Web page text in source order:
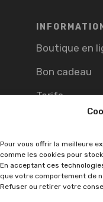
Pour vous offrir la meilleure
comme les cookies pour
En acceptant ces
que votre comportement de
Refuser ou retirer votre
Boutique en
Bon cadeau
Tarifs
Cookie Policy